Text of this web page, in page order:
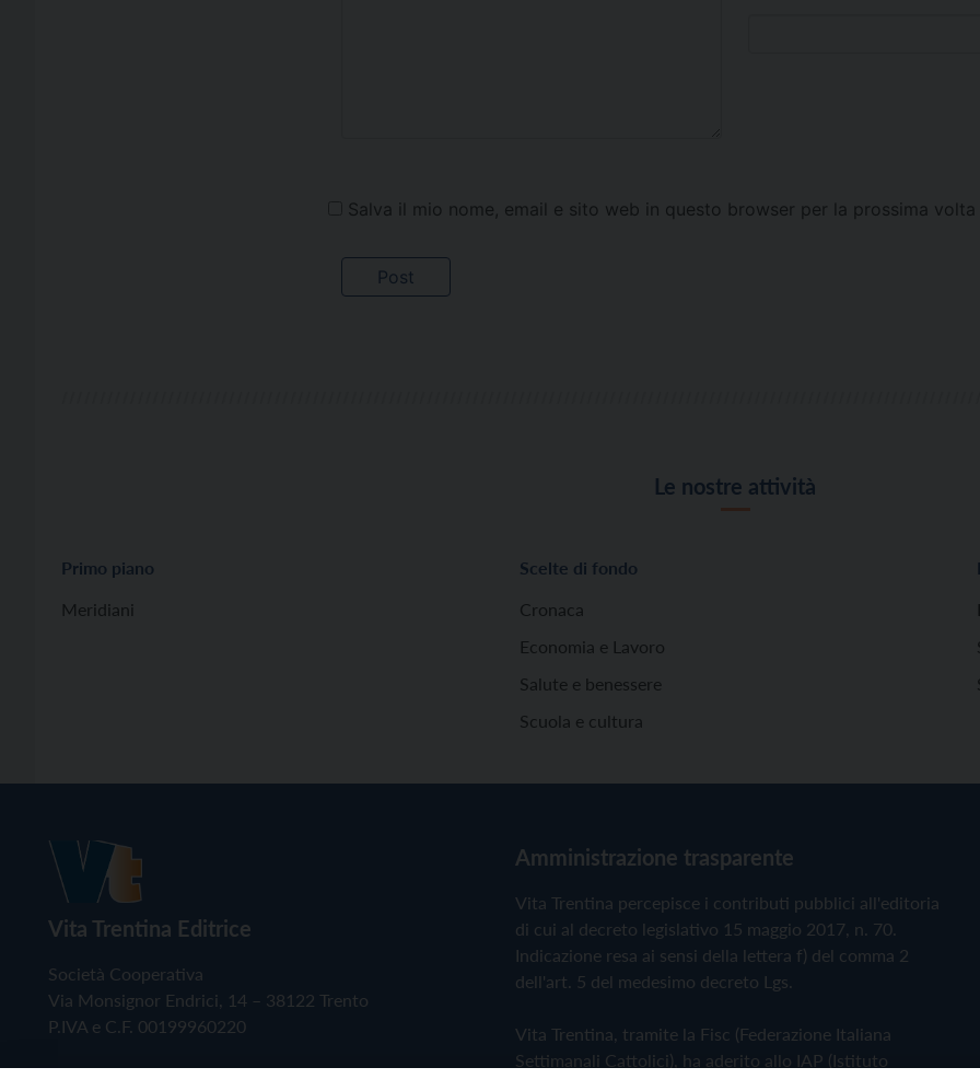
Salva il mio nome, email e sito web in questo browser per la prossima
Le nostre attività
Primo piano
Meridiani
Scelte di fondo
Cronaca
Economia e Lavoro
Salute e benessere
Scuola e cultura
Vita Trentina Editrice
Società Cooperativa
Via Monsignor Endrici, 14 – 38122 Trento
P.IVA e C.F. 00199960220
Amministrazione trasparente
Vita Trentina percepisce i contributi pubblici all'editoria
di cui al decreto legislativo 15 maggio 2017, n. 70.
Indicazione resa ai sensi della lettera f) del comma 2
dell'art. 5 del medesimo decreto Lgs.
Vita Trentina, tramite la Fisc (Federazione Italiana
Settimanali Cattolici), ha aderito allo IAP (Istituto